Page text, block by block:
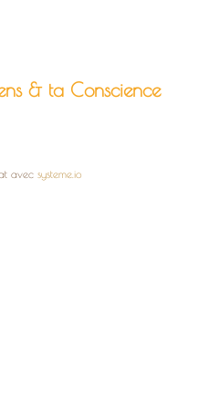
& ta Conscience
avec systeme.io